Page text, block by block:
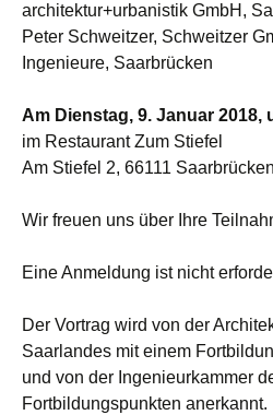
architektur+urbanistik GmbH,
Peter Schweitzer, Schweitzer
Ingenieure, Saarbrücken
Am Dienstag, 9. Januar 2018,
im Restaurant Zum Stiefel
Am Stiefel 2, 66111 Saarbrücken
Wir freuen uns über Ihre
Eine Anmeldung ist nicht
Der Vortrag wird von der
Saarlandes mit einem
und von der Ingenieurkammer
Fortbildungspunkten anerkannt.